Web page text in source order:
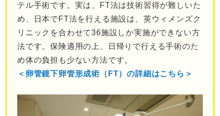
テル手術です。実は、FT法は技術習得が難しいた
め、日本でFT法を行える施設は、英ウィメンズク
リニックを合わせて36施設しか実施ができない方
法です。保険適用の上、日帰りで行える手術のた
め体の負担も少ない方法です。
＜卵管鏡下卵管形成術（FT）の詳細はこちら＞